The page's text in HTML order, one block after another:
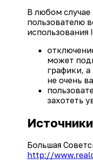
В любом случае
пользователю
использования
может
графики, а
не очень
захотеть
Большая
http://